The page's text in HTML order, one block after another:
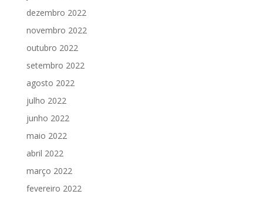
dezembro 2022
novembro 2022
outubro 2022
setembro 2022
agosto 2022
julho 2022
junho 2022
maio 2022
abril 2022
março 2022
fevereiro 2022